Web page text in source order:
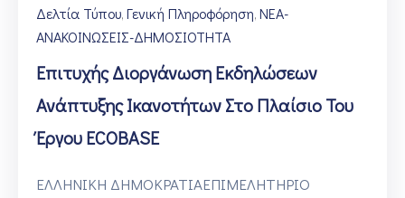
Δελτία Τύπου‚ Γενική Πληροφόρηση‚ ΝΕΑ-
ΑΝΑΚΟΙΝΩΣΕΙΣ-ΔΗΜΟΣΙΟΤΗΤΑ
Επιτυχής Διοργάνωση Εκδηλώσεων
Ανάπτυξης Ικανοτήτων Στο Πλαίσιο Του
Έργου ECOBASE
ΕΛΛΗΝΙΚΗ ΔΗΜΟΚΡΑΤΙΑΕΠΙΜΕΛΗΤΗΡΙΟ